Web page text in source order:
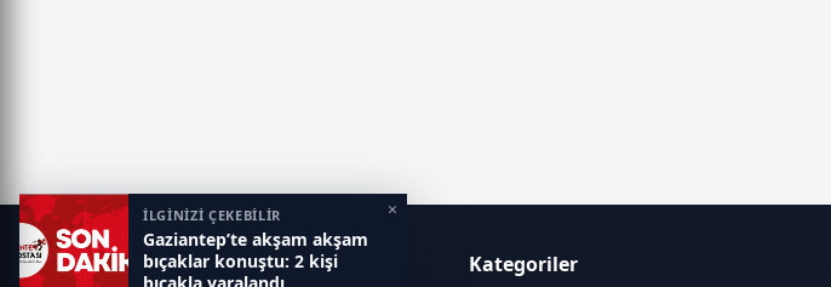
İLGİNİZİ ÇEKEBİLİR
Gaziantep’te akşam akşam
bıçaklar konuştu: 2 kişi
×
Gaziantep Postası Kategoriler